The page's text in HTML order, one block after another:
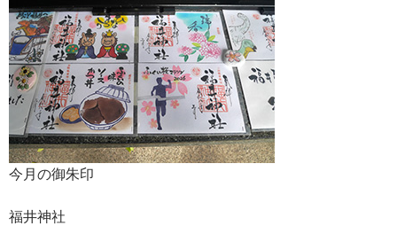
今月の御朱印
福井神社